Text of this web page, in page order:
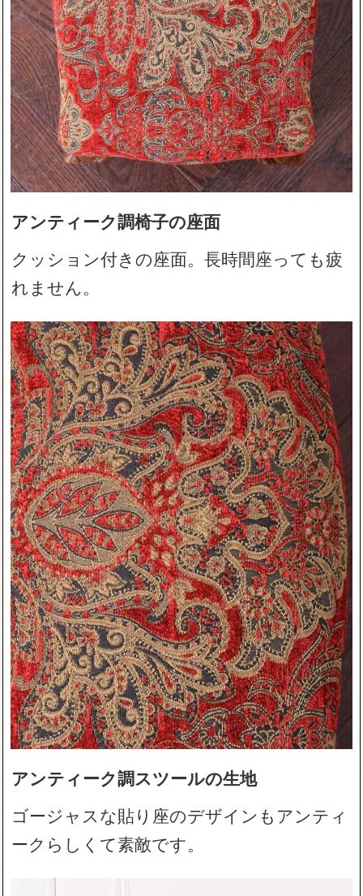
アンティーク調椅子の座面
クッション付きの座面。長時間座っても疲
れません。
アンティーク調スツールの生地
ゴージャスな貼り座のデザインもアンティ
ークらしくて素敵です。